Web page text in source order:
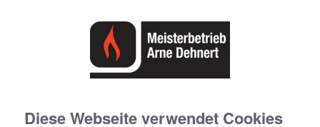
Diese Webseite verwendet Cookies